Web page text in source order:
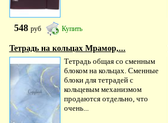
548 руб Купить
Тетрадь на кольцах Мрамор,...
Тетрадь общая со сменным
блоком на кольцах. Сменные
блоки для тетрадей с
кольцевым механизмом
продаются отдельно, что
очень...